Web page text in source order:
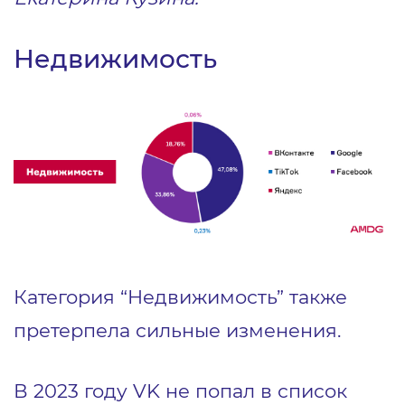
Недвижимость
Категория “Недвижимость” также
претерпела сильные изменения.
В 2023 году VK не попал в список